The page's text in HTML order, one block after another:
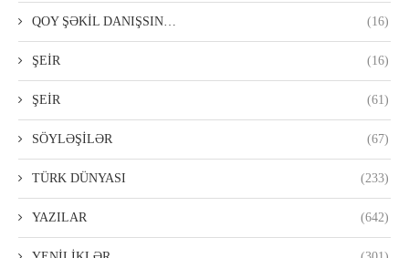
QOY ŞƏKİL DANIŞSIN… (16)
ŞEİR (16)
ŞEİR (61)
SÖYLƏŞİLƏR (67)
TÜRK DÜNYASI (233)
YAZILAR (642)